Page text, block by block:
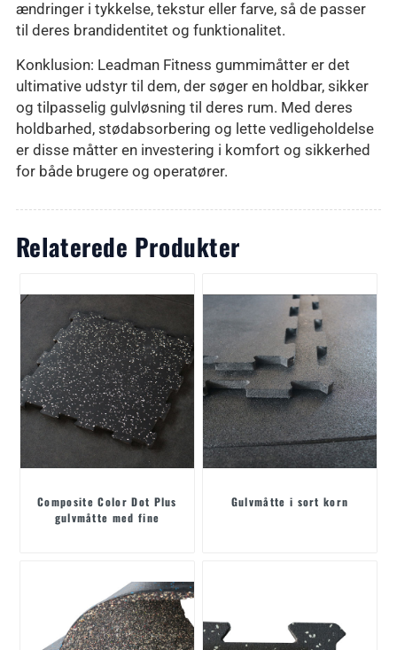
ændringer i tykkelse, tekstur eller farve, så de passer
til deres brandidentitet og funktionalitet.
Konklusion: Leadman Fitness gummimåtter er det
ultimative udstyr til dem, der søger en holdbar, sikker
og tilpasselig gulvløsning til deres rum. Med deres
holdbarhed, stødabsorbering og lette vedligeholdelse
er disse måtter en investering i komfort og sikkerhed
for både brugere og operatører.
Relaterede Produkter
Composite Color Dot Plus
gulvmåtte med fine
Gulvmåtte i sort korn